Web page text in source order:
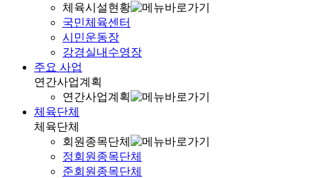
체육시설현황
국민체육센터
시민운동장
강경실내수영장
주요 사업
연간사업계획
연간사업계획
체육단체
체육단체
회원종목단체
정회원종목단체
준회원종목단체